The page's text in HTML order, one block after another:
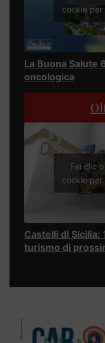
cookie
La Buona Salute
oncologica
Fai clic
cookie
Castelli di Sicilia:
turismo di